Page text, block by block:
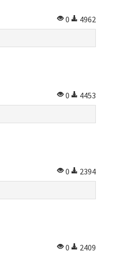
0
4962
0
4453
0
2394
0
2409